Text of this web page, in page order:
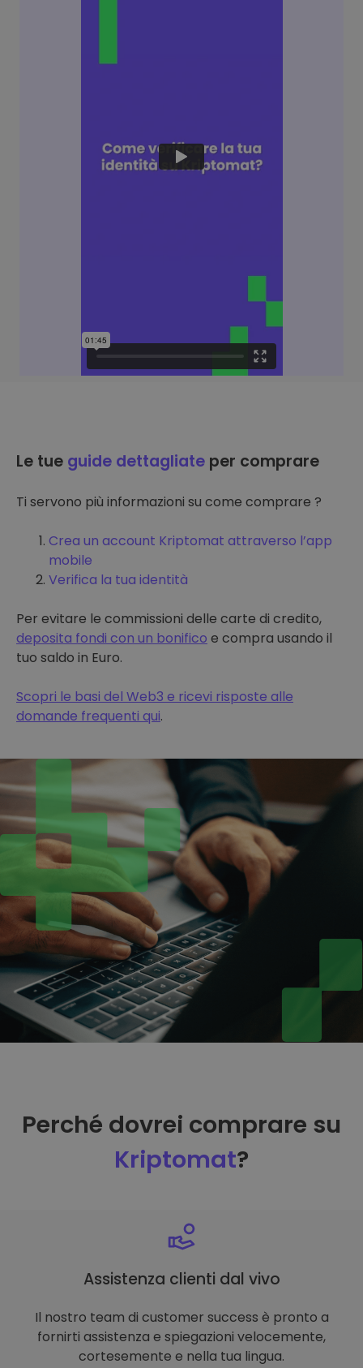
Le tue guide dettagliate per comprare
Ti servono più informazioni su come comprare ?
Crea un account Kriptomat attraverso l’app
mobile
Verifica la tua identità
Per evitare le commissioni delle carte di credito,
deposita fondi con un bonifico e compra usando il
tuo saldo in Euro.
Scopri le basi del Web3 e ricevi risposte alle
domande frequenti qui.
Perché dovrei comprare su
Kriptomat?
Assistenza clienti dal vivo
Il nostro team di customer success è pronto a
fornirti assistenza e spiegazioni velocemente,
cortesemente e nella tua lingua.